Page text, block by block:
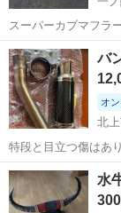
スーパーカブマフラ
ナーはカブ110ja07
用での固定が必要か
きる方ご検討下さ...
岩手 一関市
バ
オ
北
特段と目立つ傷はあ
もお聞きください #
ー#SUZUKI#バンデ
岩手 北上市
水